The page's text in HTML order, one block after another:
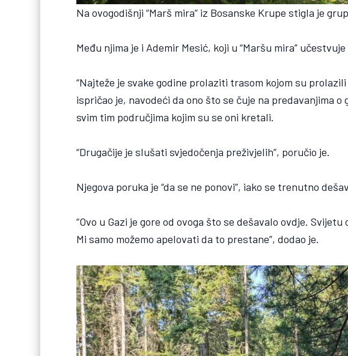
Na ovogodišnji “Marš mira” iz Bosanske Krupe stigla je
Među njima je i Ademir Mesić, koji u “Maršu mira”
“Najteže je svake godine prolaziti trasom kojom su
ispričao je, navodeći da ono što se čuje na predavanjima
svim tim područjima kojim su se oni kretali.
“Drugačije je slušati svjedočenja preživjelih”, poručio je.
Njegova poruka je “da se ne ponovi”, iako se trenutno
“Ovo u Gazi je gore od ovoga što se dešavalo ovdje.
Mi samo možemo apelovati da to prestane”, dodao je.